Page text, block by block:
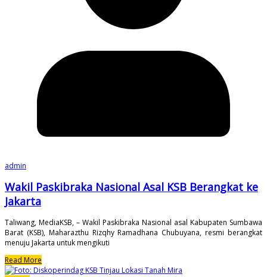
admin
Wakil Paskibraka Nasional Asal KSB Berangkat ke
Jakarta
Taliwang, MediaKSB, – Wakil Paskibraka Nasional asal Kabupaten Sumbawa
Barat (KSB), Maharazthu Rizqhy Ramadhana Chubuyana, resmi berangkat
menuju Jakarta untuk mengikuti
Read More